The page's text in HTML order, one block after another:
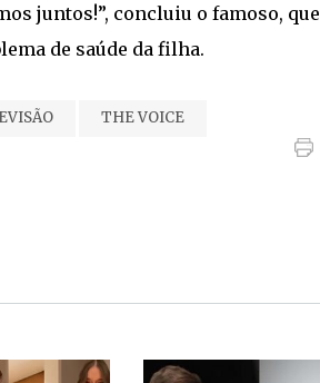
juntos!”, concluiu o famoso, que
de saúde da filha.
THE VOICE